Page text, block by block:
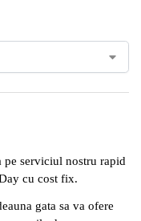
pe serviciul nostru rapid
cu cost fix.
gata sa va ofere